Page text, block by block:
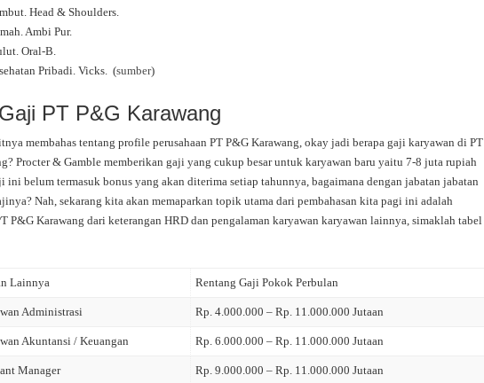
Head & Shoulders.
Ambi Pur.
Oral-B.
Pribadi. Vicks. (sumber)
PT P&G Karawang
membahas tentang profile perusahaan PT P&G Karawang, okay jadi berapa gaji karyawan di PT
Procter & Gamble memberikan gaji yang cukup besar untuk karyawan baru yaitu 7-8 juta rupiah
ini belum termasuk bonus yang akan diterima setiap tahunnya, bagaimana dengan jabatan jabatan
Nah, sekarang kita akan memaparkan topik utama dari pembahasan kita pagi ini adalah
P&G Karawang dari keterangan HRD dan pengalaman karyawan karyawan lainnya, simaklah tabel
Lainnya Rentang Gaji Pokok Perbulan
Administrasi Rp. 4.000.000 – Rp. 11.000.000 Jutaan
Akuntansi / Keuangan Rp. 6.000.000 – Rp. 11.000.000 Jutaan
Manager Rp. 9.000.000 – Rp. 11.000.000 Jutaan